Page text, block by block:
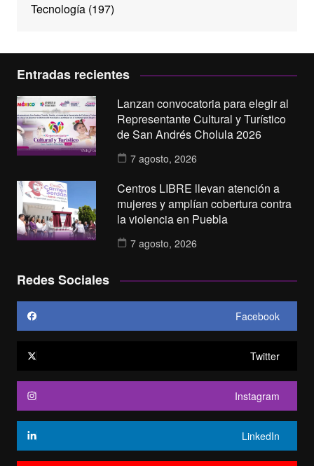
Tecnología(197)
Entradas recientes
Lanzan convocatoria para elegir al
Representante Cultural y Turístico
de San Andrés Cholula 2026
7 agosto, 2026
Centros LIBRE llevan atención a
mujeres y amplían cobertura contra
la violencia en Puebla
7 agosto, 2026
Redes Sociales
Facebook
Twitter
Instagram
LinkedIn